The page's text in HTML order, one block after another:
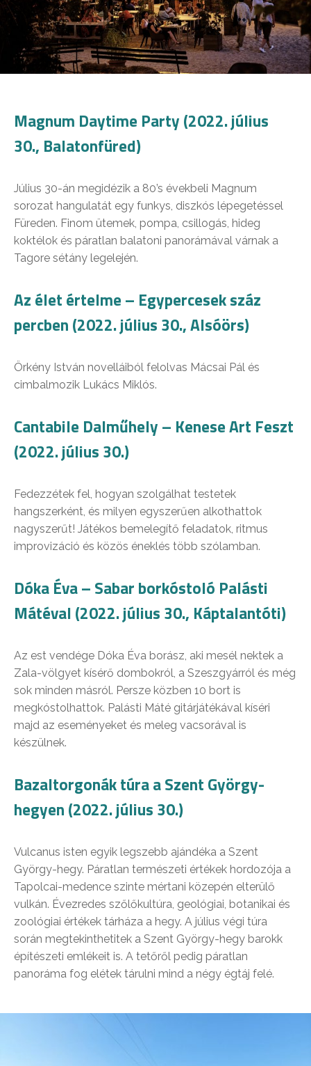
Magnum Daytime Party (2022. július
30., Balatonfüred)
Július 30-án megidézik a 80’s évekbeli Magnum
sorozat hangulatát egy funkys, diszkós lépegetéssel
Füreden. Finom ütemek, pompa, csillogás, hideg
koktélok és páratlan balatoni panorámával várnak a
Tagore sétány legelején.
Az élet értelme – Egypercesek száz
percben (2022. július 30., Alsóörs)
Örkény István novelláiból felolvas Mácsai Pál és
cimbalmozik Lukács Miklós.
Cantabile Dalműhely – Kenese Art Feszt
(2022. július 30.)
Fedezzétek fel, hogyan szolgálhat testetek
hangszerként, és milyen egyszerűen alkothattok
nagyszerűt! Játékos bemelegítő feladatok, ritmus
improvizáció és közös éneklés több szólamban.
Dóka Éva – Sabar borkóstoló Palásti
Mátéval (2022. július 30., Káptalantóti)
Az est vendége Dóka Éva borász, aki mesél nektek a
Zala-völgyet kísérő dombokról, a Szeszgyárról és még
sok minden másról. Persze közben 10 bort is
megkóstolhattok. Palásti Máté gitárjátékával kíséri
majd az eseményeket és meleg vacsorával is
készülnek.
Bazaltorgonák túra a Szent György-
hegyen (2022. július 30.)
Vulcanus isten egyik legszebb ajándéka a Szent
György-hegy. Páratlan természeti értékek hordozója a
Tapolcai-medence szinte mértani közepén elterülő
vulkán. Évezredes szőlőkultúra, geológiai, botanikai és
zoológiai értékek tárháza a hegy. A július végi túra
során megtekinthetitek a Szent György-hegy barokk
építészeti emlékeit is. A tetőről pedig páratlan
panoráma fog elétek tárulni mind a négy égtáj felé.